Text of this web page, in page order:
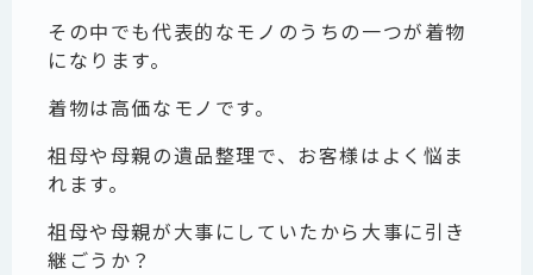
その中でも代表的なモノのうちの一つが着物
になります。
着物は高価なモノです。
祖母や母親の遺品整理で、お客様はよく悩ま
れます。
祖母や母親が大事にしていたから大事に引き
継ごうか？